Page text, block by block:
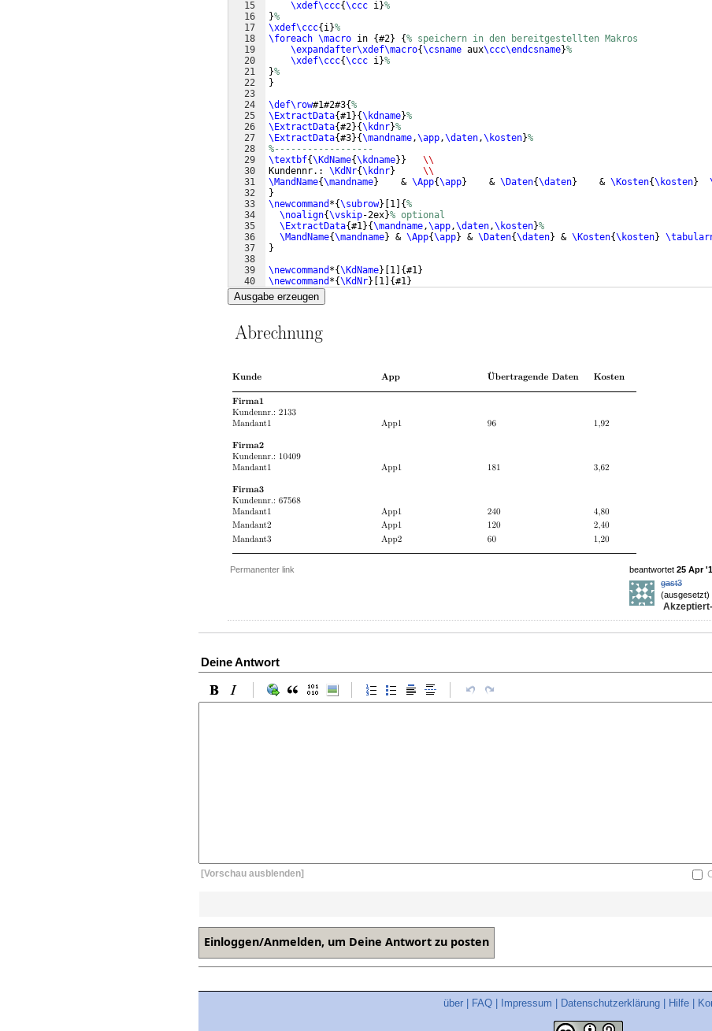
15
16
17
18
19
20
21
22
23
24
25
26
27
28
29
30
31
32
33
34
35
36
37
38
39
40
41
\xdef\ccc{\ccc i}%
}%
\xdef\ccc{ i}%
\foreach \macro in {#2} {% speichern in den bereitgestellten Makros
\expandafter\xdef\macro{\csname aux\ccc\endcsname}%
\xdef\ccc{\ccc i}%
}%
}
\def\row#1#2#3{%
\ExtractData{#1}{\kdname}%
\ExtractData{#2}{\kdnr}%
\ExtractData{#3}{\mandname,\app,\daten,\kosten}%
%------------------
\textbf{\KdName{\kdname}}
\\
Kundennr.: \KdNr{\kdnr}
\\
\MandName{\mandname}
    &
\App{\app}
    &
\Daten{\daten}
    &
\Kosten{\kosten}
}
\newcommand *{\subrow} 1 {%
\noalign{\vskip-2ex}% optional
\ExtractData{#1}{\mandname,\app,\daten,\kosten}%
\MandName{\mandname} & \App{\app} & \Daten{\daten} & \Kosten{\kosten}
}
\newcommand *{\KdName} 1 {#1}
\newcommand *{\KdNr} 1 {#1}
\newcommand
Ausgabe erzeugen
Permanenter link beantwortet 25 Apr
gast3
(ausgesetzt)
Deine Antwort
[Vorschau ausblenden]
über FAQ Impressum Datenschutzerklärung Hilfe